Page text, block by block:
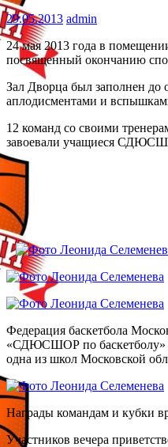
29.05.2013 admin
24 мая 2013 года в
посвященный окончанию
Зал Дворца был заполнен до
аплодисментами и
12 команд со своими
завоевали учащиеся
Федерация баскетбола
«СДЮСШОР по баскетболу»
одна из школ Московской
Награды командам и кубки
Участников вечера